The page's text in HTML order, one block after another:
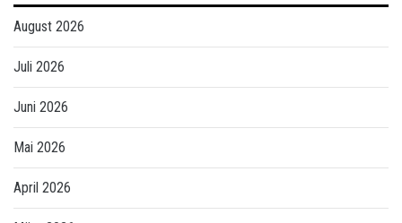
August 2026
Juli 2026
Juni 2026
Mai 2026
April 2026